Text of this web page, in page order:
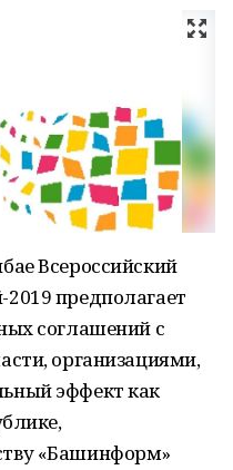
Всероссийский
предполагает
соглашений с
организациями,
эффект как
«Башинформ»